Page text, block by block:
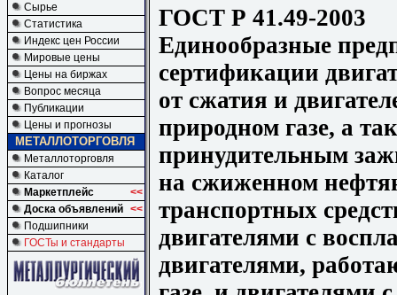
Сырье
Статистика
Индекс цен России
Мировые цены
Цены на биржах
Вопрос месяца
Публикации
Цены и прогнозы
МЕТАЛЛОТОРГОВЛЯ
Металлоторговля
Каталог
Маркетплейс
<<
Доска объявлений <<
Подшипники
ГОСТы и стандарты
ГОСТ Р 41.49-2003
Единообразные
сертификации
от сжатия и
природном газе, а
принудительным
на сжиженном
транспортных
двигателями с
двигателями,